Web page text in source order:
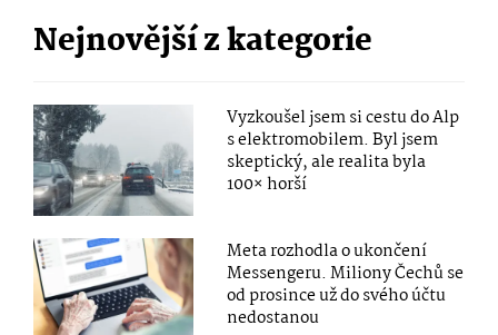
Nejnovější z kategorie
Vyzkoušel jsem si cestu do Alp
s elektromobilem. Byl jsem
skeptický, ale realita byla
100× horší
Meta rozhodla o ukončení
Messengeru. Miliony Čechů se
od prosince už do svého účtu
nedostanou